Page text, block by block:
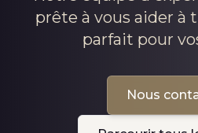
prête à vous aider à
parfait pour
Nous